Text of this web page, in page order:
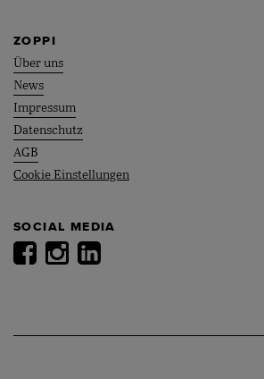
ZOPPI
Über uns
News
Impressum
Datenschutz
AGB
Cookie Einstellungen
SOCIAL MEDIA